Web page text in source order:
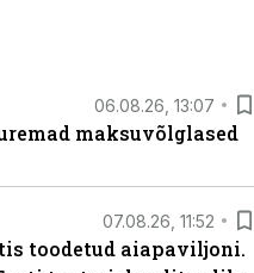
06.08.26, 13:07
maksuvõlglased
07.08.26, 11:52
toodetud aiapaviljoni.